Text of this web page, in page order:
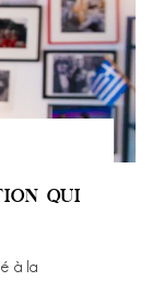
QUI
à la